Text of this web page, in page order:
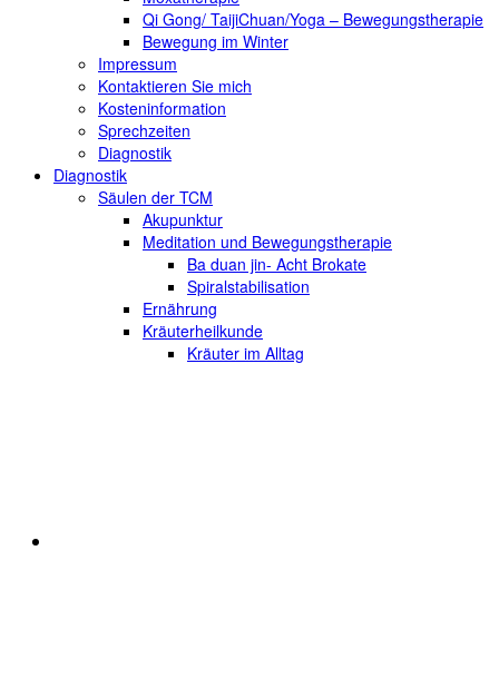
Qi Gong/ TaijiChuan/Yoga – Bewegungstherapie
Bewegung im Winter
Impressum
Kontaktieren Sie mich
Kosteninformation
Sprechzeiten
Diagnostik
Diagnostik
Säulen der TCM
Akupunktur
Meditation und Bewegungstherapie
Ba duan jin- Acht Brokate
Spiralstabilisation
Ernährung
Kräuterheilkunde
Kräuter im Alltag